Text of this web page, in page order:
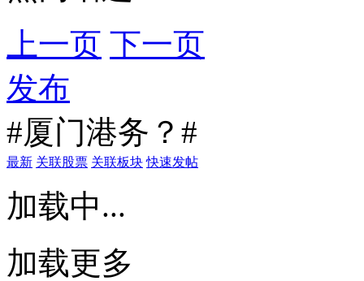
上一页 下一页
发布
#厦门港务？#
最新 关联股票 关联板块 快速发帖
加载中...
加载更多